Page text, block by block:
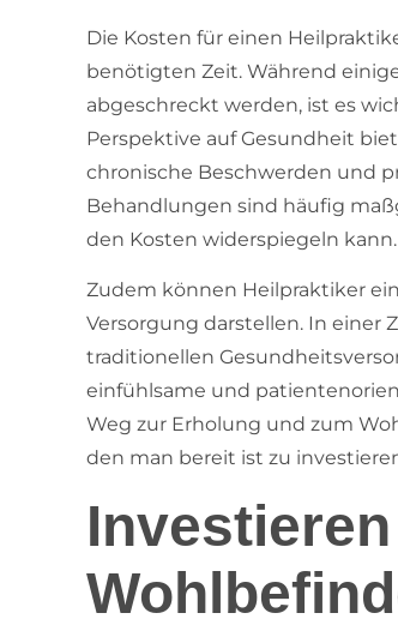
Die Kosten für einen
benötigten Zeit. Während
abgeschreckt werden, ist es
Perspektive auf Gesundheit
chronische Beschwerden und
Behandlungen sind häufig
den Kosten widerspiegeln kann.
Zudem können Heilpraktiker
Versorgung darstellen. In einer
traditionellen
einfühlsame und
Weg zur Erholung und zum
den man bereit ist zu